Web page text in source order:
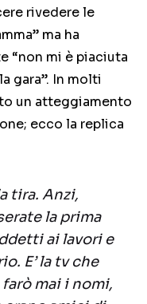
rivedere le
ma ha
“non mi è piaciuta
gara”. In molti
un atteggiamento
ecco la replica
tira. Anzi,
la prima
ai lavori e
E’ la tv che
mai i nomi,